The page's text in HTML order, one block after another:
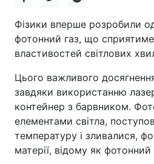
Фізики вперше розробили
фотонний газ, що
властивостей світлових
Цього важливого
завдяки використанню
контейнер з барвником.
елементами світла,
температуру і зливалися,
матерії, відому як фотонний